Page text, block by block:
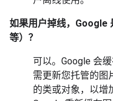
如果用户掉线，Google
等）？
可以。Google 会
需更新您托管的图
的类或对象，以增